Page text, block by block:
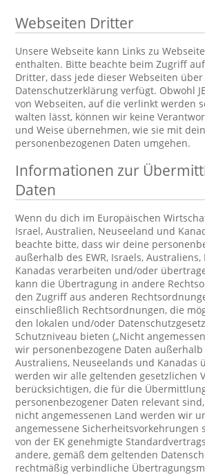
Webseiten Dritter
Unsere Webseite kann Links zu
enthalten. Bitte beachte beim Zugriff
Dritter, dass jede dieser Webseiten
Datenschutzerklärung verfügt. Obwohl
von Webseiten, auf die verlinkt werden
walten lässt, können wir keine
und Weise übernehmen, wie sie mit
personenbezogenen Daten umgehen.
Informationen zur
Daten
Wenn du dich im Europäischen
Israel, Australien, Neuseeland und
beachte bitte, dass wir deine
außerhalb des EWR, Israels,
Kanadas verarbeiten und/oder
kann die Übertragung in andere
den Zugriff aus anderen
einschließlich Rechtsordnungen, die
den lokalen und/oder
Schutzniveau bieten („Nicht
wir personenbezogene Daten außerhalb
Australiens, Neuseelands und Kanadas
werden wir alle geltenden gesetzlichen
berücksichtigen, die für die
personenbezogener Daten relevant
nicht angemessenen Land werden wir
angemessene Sicherheitsvorkehrungen
von der EK genehmigte
andere, gemäß dem geltenden
rechtmäßig verbindliche